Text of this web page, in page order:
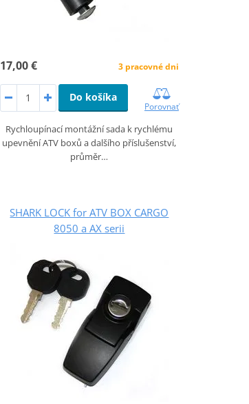
17,00 € 3 pracovné dni
Do košíka
Porovnať
Rychloupínací montážní sada k rychlému
upevnění ATV boxů a dalšího příslušenství,
průměr…
SHARK LOCK for ATV BOX CARGO
8050 a AX serii